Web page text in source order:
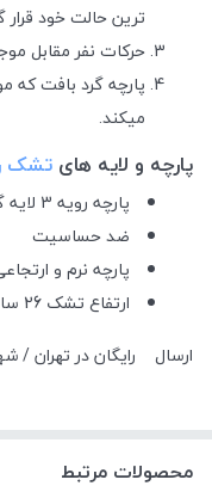
ترین حالت خود قرار
حرکات نفر مقابل
پارچه گرد بافت که
میکند.
پارچه و لایه های تشک
پارچه رویه 3 لایه گردبافت ضد تعرق و گرما
ضد حساسیت
پارچه نرم و
ارتفاع تشک 26 سانت
ارسال
رایگان در تهران /
محصولات مرتبط